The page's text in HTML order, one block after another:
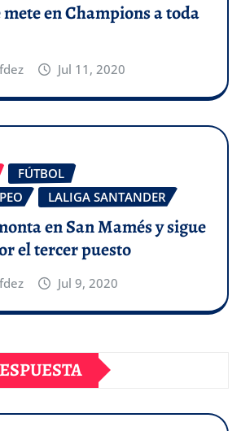
en Champions a toda
Jul 11, 2020
FÚTBOL
LALIGA SANTANDER
en San Mamés y sigue
el tercer puesto
Jul 9, 2020